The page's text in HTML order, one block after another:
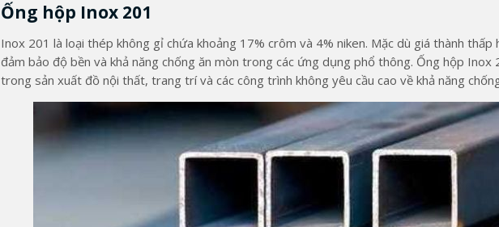
Ống hộp Inox 201
Inox 201 là loại thép không gỉ chứa khoảng 17% crôm và 4% niken. Mặc dù giá thành
đảm bảo độ bền và khả năng chống ăn mòn trong các ứng dụng phổ thông. Ống hộp
trong sản xuất đồ nội thất, trang trí và các công trình không yêu cầu cao về khả năng